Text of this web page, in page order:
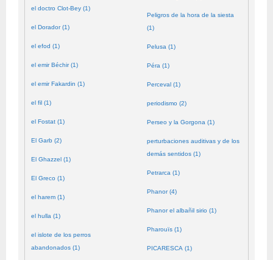
el doctro Clot-Bey (1)
el Dorador (1)
el efod (1)
el emir Béchir (1)
el emir Fakardin (1)
el fil (1)
el Fostat (1)
El Garb (2)
El Ghazzel (1)
El Greco (1)
el harem (1)
el hulla (1)
el islote de los perros
abandonados (1)
Peligros de la hora de la siesta
(1)
Pelusa (1)
Péra (1)
Perceval (1)
periodismo (2)
Perseo y la Gorgona (1)
perturbaciones auditivas y de los
demás sentidos (1)
Petrarca (1)
Phanor (4)
Phanor el albañil sirio (1)
Pharouïs (1)
PICARESCA (1)